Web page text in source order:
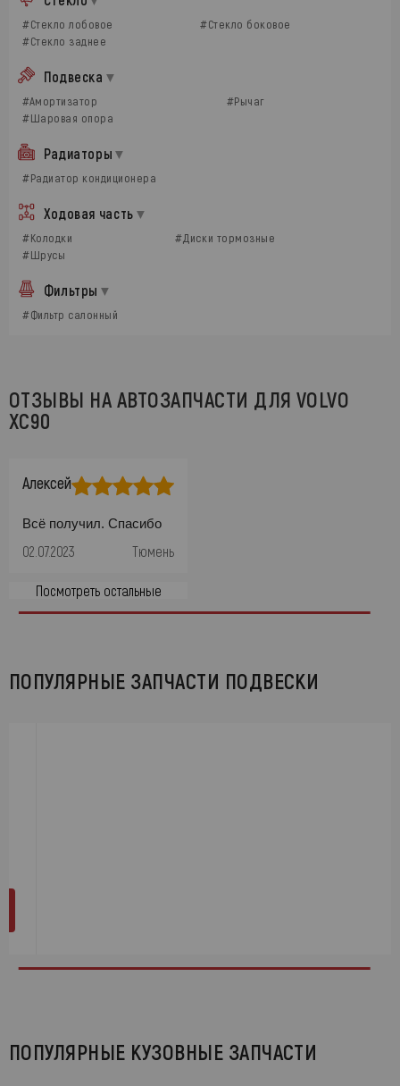
#Стекло лобовое
#Стекло боковое
#Стекло заднее
Подвеска
#Амортизатор
#Рычаг
#Шаровая опора
Радиаторы
#Радиатор кондиционера
Ходовая часть
#Колодки
#Диски тормозные
#Шрусы
Фильтры
#Фильтр салонный
ОТЗЫВЫ НА АВТОЗАПЧАСТИ ДЛЯ VOLVO
XC90
Алексей
Всё получил. Спасибо
02.07.2023 Тюмень
Посмотреть остальные
ПОПУЛЯРНЫЕ ЗАПЧАСТИ ПОДВЕСКИ
ПОПУЛЯРНЫЕ КУЗОВНЫЕ ЗАПЧАСТИ